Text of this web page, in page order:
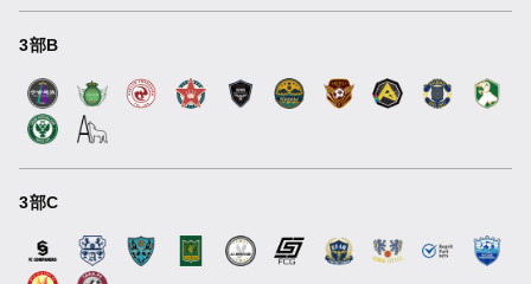
3部B
3部C